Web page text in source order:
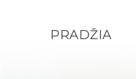
PRADŽIA